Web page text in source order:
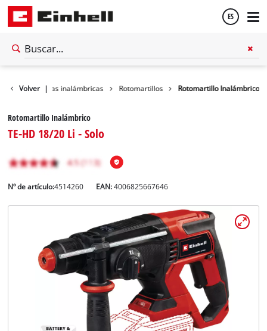
ES
Volver |
Herramientas inalámbricas Rotomartillos Rotomartillo Inalámbrico
Rotomartillo Inalámbrico
TE-HD 18/20 Li - Solo
Nº de artículo:4514260 EAN:4006825667646